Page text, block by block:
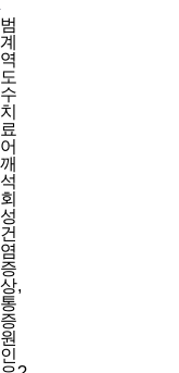
범
계
역
도
수
치
료
어
깨
석
회
성
건
염
증
상,
통
증
원
인